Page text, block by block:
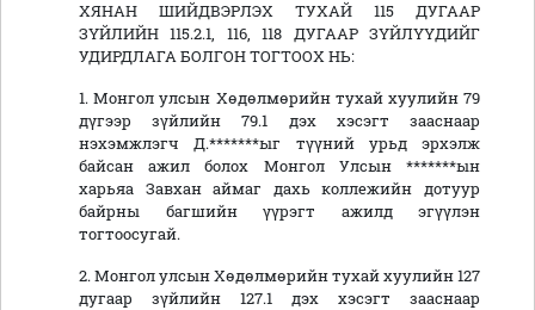
ХЯНАН ШИЙДВЭРЛЭХ ТУХАЙ 115 ДУГААР
ЗҮЙЛИЙН 115.2.1, 116, 118 ДУГААР ЗҮЙЛҮҮДИЙГ
УДИРДЛАГА БОЛГОН ТОГТООХ НЬ:
1. Монгол улсын Хөдөлмөрийн тухай хуулийн 79
дүгээр зүйлийн 79.1 дэх хэсэгт зааснаар
нэхэмжлэгч Д.*******ыг түүний урьд эрхэлж
байсан ажил болох Монгол Улсын *******ын
харьяа Завхан аймаг дахь коллежийн дотуур
байрны багшийн үүрэгт ажилд эгүүлэн
тогтоосугай.
2. Монгол улсын Хөдөлмөрийн тухай хуулийн 127
дугаар зүйлийн 127.1 дэх хэсэгт зааснаар